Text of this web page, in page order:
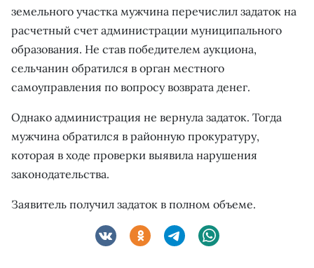
земельного участка мужчина перечислил задаток на
расчетный счет администрации муниципального
образования. Не став победителем аукциона,
сельчанин обратился в орган местного
самоуправления по вопросу возврата денег.
Однако администрация не вернула задаток. Тогда
мужчина обратился в районную прокуратуру,
которая в ходе проверки выявила нарушения
законодательства.
Заявитель получил задаток в полном объеме.